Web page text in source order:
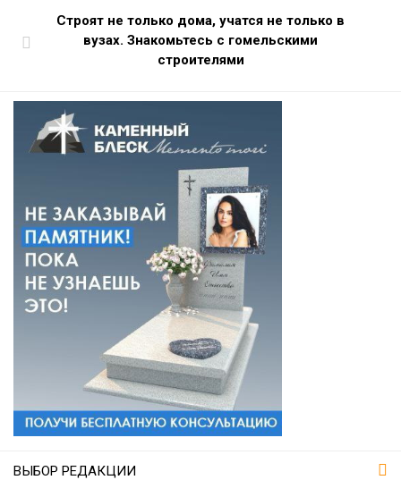
Строят не только дома, учатся не только в
вузах. Знакомьтесь с гомельскими
строителями
ВЫБОР РЕДАКЦИИ